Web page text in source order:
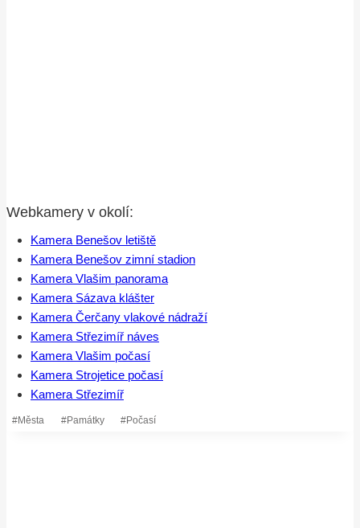
Webkamery v okolí:
Kamera Benešov letiště
Kamera Benešov zimní stadion
Kamera Vlašim panorama
Kamera Sázava klášter
Kamera Čerčany vlakové nádraží
Kamera Střezimíř náves
Kamera Vlašim počasí
Kamera Strojetice počasí
Kamera Střezimíř
Štítky
#Města #Památky #Počasí